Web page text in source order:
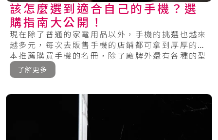
該怎麼選到適合自己的手機？選
購指南大公開！
現在除了普通的家電用品以外，手機的挑選也越來
越多元，每次去販售手機的店鋪都可拿到厚厚的一
本推薦購買手機的名冊，除了廠牌外還有各種的型
號，.....
了解更多